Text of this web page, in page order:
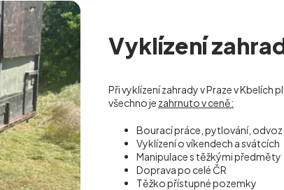
Vyklízení
Při vyklízení zahrady v Praze v Kbelích
všechno je zahrnuto v ceně:
Bourací práce, pytlování,
Vyklízení o víkendech a svátcích
Manipulace s těžkými předměty
Doprava po celé ČR
Těžko přístupné pozemky